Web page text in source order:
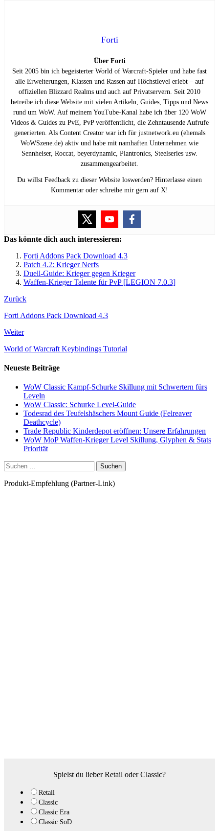
Forti
Über Forti
Seit 2005 bin ich begeisterter World of Warcraft-Spieler und habe fast
alle Erweiterungen, Klassen und Rassen auf Höchstlevel erlebt – auf
offiziellen Blizzard Realms und auch auf Privatservern. Seit 2010
betreibe ich diese Website mit vielen Artikeln, Guides, Tipps und News
rund um WoW. Auf meinem YouTube-Kanal habe ich über 120 WoW
Videos & Guides zu PvE, PvP veröffentlicht, die Zehntausende Aufrufe
generierten. Als Content Creator war ich für justnetwork.eu (ehemals
WoWSzene.de) aktiv und habe mit namhaften Unternehmen wie
Sennheiser, Roccat, beyerdynamic, Plantronics, Steelseries usw.
zusammengearbeitet.
Du willst Feedback zu dieser Website loswerden? Hinterlasse einen
Kommentar oder schreibe mir gern auf X!
Das könnte dich auch interessieren:
Forti Addons Pack Download 4.3
Patch 4.2: Krieger Nerfs
Duell-Guide: Krieger gegen Krieger
Waffen-Krieger Talente für PvP [LEGION 7.0.3]
Zurück
Forti Addons Pack Download 4.3
Weiter
World of Warcraft Keybindings Tutorial
Neueste Beiträge
WoW Classic Kampf-Schurke Skillung mit Schwertern fürs
Leveln
WoW Classic: Schurke Level-Guide
Todesrad des Teufelshäschers Mount Guide (Felreaver
Deathcycle)
Trade Republic Kinderdepot eröffnen: Unsere Erfahrungen
WoW MoP Waffen-Krieger Level Skillung, Glyphen & Stats
Priorität
Suchen
nach:
Produkt-Empfehlung (Partner-Link)
Spielst du lieber Retail oder Classic?
Retail
Classic
Classic Era
Classic SoD